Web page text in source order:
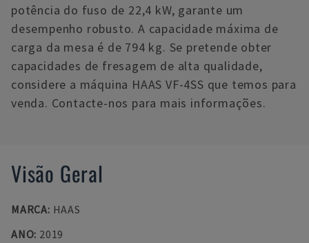
potência do fuso de 22,4 kW, garante um
desempenho robusto. A capacidade máxima de
carga da mesa é de 794 kg. Se pretende obter
capacidades de fresagem de alta qualidade,
considere a máquina HAAS VF-4SS que temos para
venda. Contacte-nos para mais informações.
Visão Geral
MARCA: HAAS
ANO: 2019